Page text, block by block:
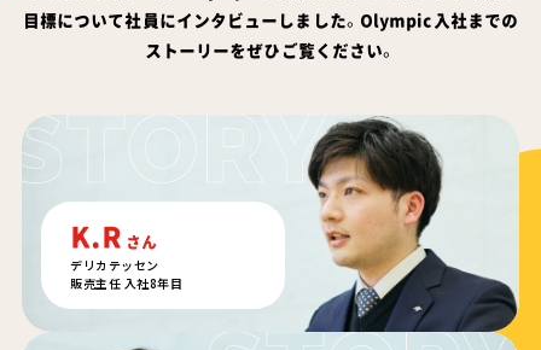
目標について社員にインタビューしました。Olympic入社までの
ストーリーをぜひご覧ください。
K.R さん
デリカテッセン
販売主任 入社8年目